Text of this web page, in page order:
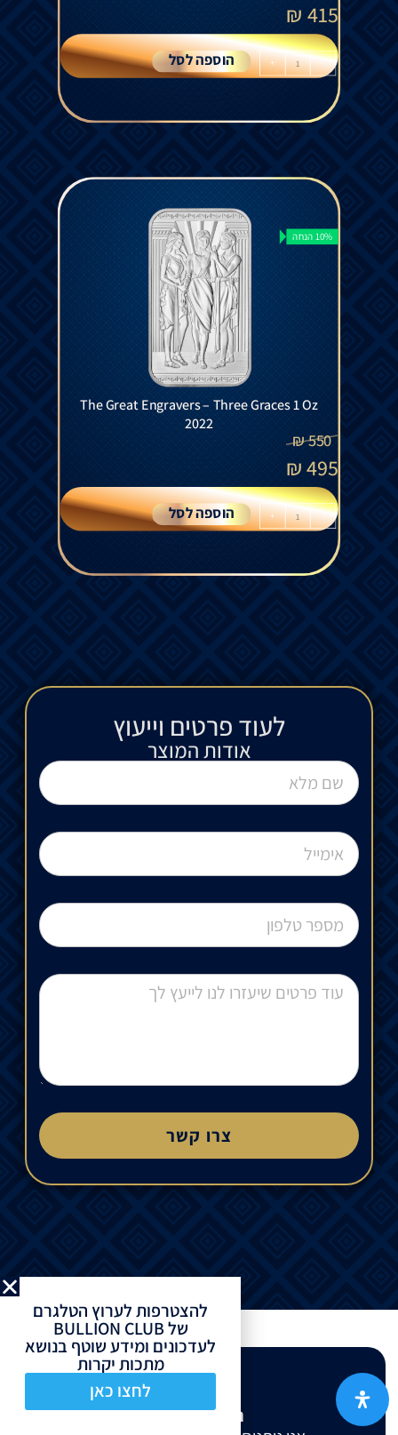
415
₪
-
+ הוספה לסל
10% הנחה
The Great Engravers – Three Graces 1 Oz
2022
550
₪
495
₪
-
+ הוספה לסל
לעוד פרטים וייעוץ​
אודות המוצר
צרו קשר
המיקום שלנו
להצטרפות לערוץ הטלגרם
של BULLION CLUB
לעדכונים ומידע שוטף בנושא
מתכות יקרות
לחצו כאן